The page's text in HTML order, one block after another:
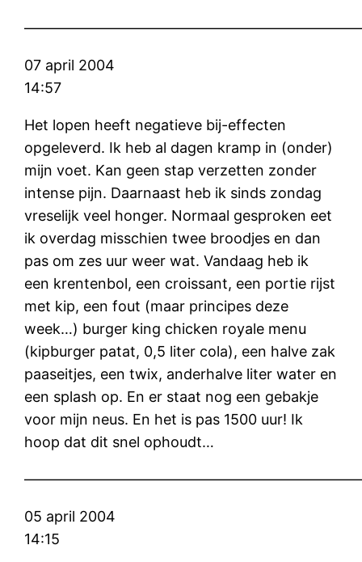
07 april 2004
14:57
Het lopen heeft negatieve bij-effecten
opgeleverd. Ik heb al dagen kramp in (onder)
mijn voet. Kan geen stap verzetten zonder
intense pijn. Daarnaast heb ik sinds zondag
vreselijk veel honger. Normaal gesproken eet
ik overdag misschien twee broodjes en dan
pas om zes uur weer wat. Vandaag heb ik
een krentenbol, een croissant, een portie rijst
met kip, een fout (maar principes deze
week…) burger king chicken royale menu
(kipburger patat, 0,5 liter cola), een halve zak
paaseitjes, een twix, anderhalve liter water en
een splash op. En er staat nog een gebakje
voor mijn neus. En het is pas 1500 uur! Ik
hoop dat dit snel ophoudt…
05 april 2004
14:15